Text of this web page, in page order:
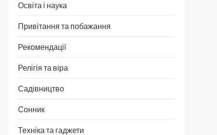
Освіта і наука
Привітання та побажання
Рекомендації
Релігія та віра
Садівництво
Сонник
Техніка та гаджети